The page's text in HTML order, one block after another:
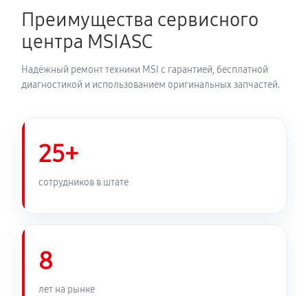
Замена микрофона ноутбука MSI 17 AI
950 руб
Замена звуковой карты
Замена USB порта ноутбука MSI 17 AI
Чистка от пыли ноутбука MSI 17 AI
Преимущества сервисного
центра MSIASC
Надёжный ремонт техники MSI с гарантией, бесплатной
диагностикой и использованием оригинальных запчастей.
25+
сотрудников в штате
8
лет на рынке